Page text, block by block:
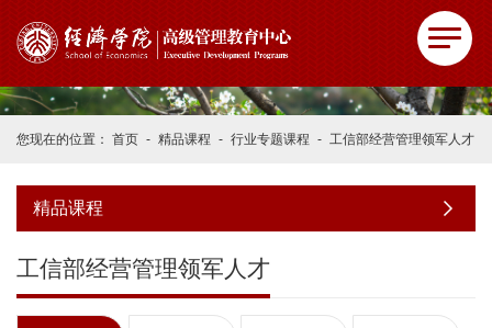
您现在的位置： 首页 - 精品课程 - 行业专题课程 - 工信部经营管理领军人才
精品课程
工信部经营管理领军人才